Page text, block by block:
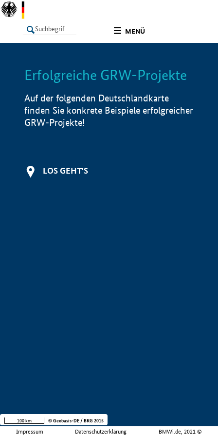
MENÜ
LISTE Info
Erfolgreiche GRW-Projekte
Auf der folgenden Deutschlandkarte
finden Sie konkrete Beispiele erfolgreicher
GRW-Projekte!
LOS GEHT'S
Impressum Datenschutzerklärung BMWi.de, 2021 ©
100 km © Geobasis-DE / BKG 2015